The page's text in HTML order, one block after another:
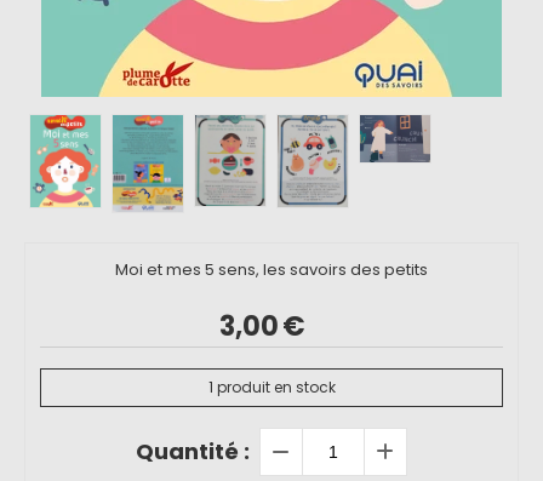
Moi et mes 5 sens, les savoirs des petits
3,00€
1 produit en stock
Quantité :